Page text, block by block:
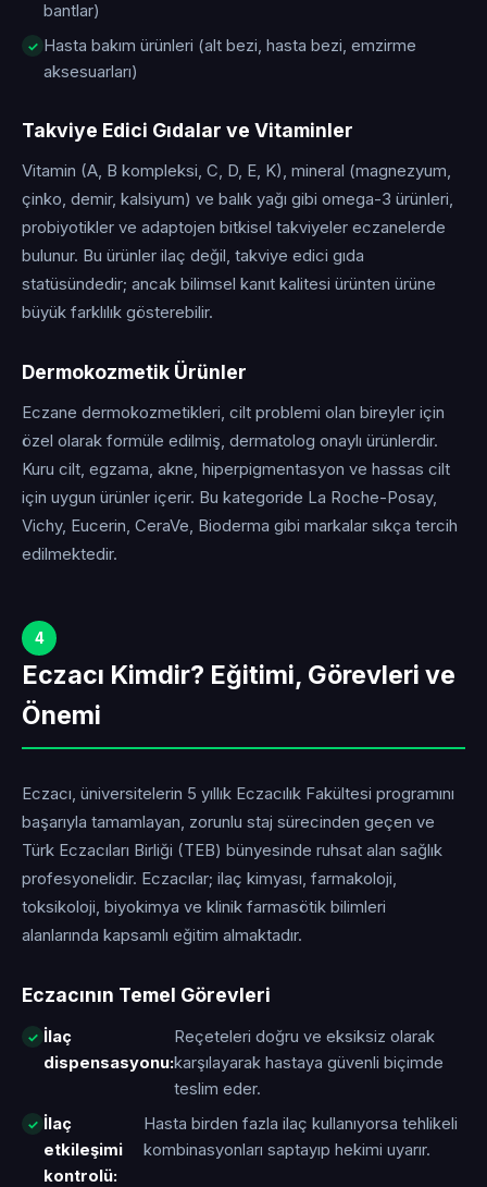
bantlar)
Hasta bakım ürünleri (alt bezi, hasta bezi, emzirme
aksesuarları)
Takviye Edici Gıdalar ve Vitaminler
Vitamin (A, B kompleksi, C, D, E, K), mineral (magnezyum,
çinko, demir, kalsiyum) ve balık yağı gibi omega-3 ürünleri,
probiyotikler ve adaptojen bitkisel takviyeler eczanelerde
bulunur. Bu ürünler ilaç değil, takviye edici gıda
statüsündedir; ancak bilimsel kanıt kalitesi ürünten ürüne
büyük farklılık gösterebilir.
Dermokozmetik Ürünler
Eczane dermokozmetikleri, cilt problemi olan bireyler için
özel olarak formüle edilmiş, dermatolog onaylı ürünlerdir.
Kuru cilt, egzama, akne, hiperpigmentasyon ve hassas cilt
için uygun ürünler içerir. Bu kategoride La Roche-Posay,
Vichy, Eucerin, CeraVe, Bioderma gibi markalar sıkça tercih
edilmektedir.
4
Eczacı Kimdir? Eğitimi, Görevleri ve
Önemi
Eczacı, üniversitelerin 5 yıllık Eczacılık Fakültesi programını
başarıyla tamamlayan, zorunlu staj sürecinden geçen ve
Türk Eczacıları Birliği (TEB) bünyesinde ruhsat alan sağlık
profesyonelidir. Eczacılar; ilaç kimyası, farmakoloji,
toksikoloji, biyokimya ve klinik farmasötik bilimleri
alanlarında kapsamlı eğitim almaktadır.
Eczacının Temel Görevleri
İlaç
dispensasyonu:
Reçeteleri doğru ve eksiksiz olarak
karşılayarak hastaya güvenli biçimde
teslim eder.
İlaç
etkileşimi
kontrolü:
Hasta birden fazla ilaç kullanıyorsa tehlikeli
kombinasyonları saptayıp hekimi uyarır.